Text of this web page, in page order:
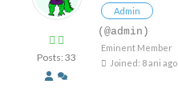
Posts: 33
Admin
(@admin)
Eminent Member
Joined: 8 ani ago